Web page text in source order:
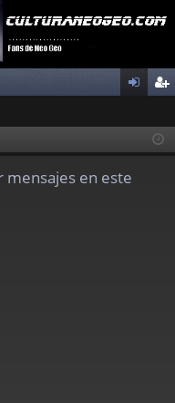
ist
mensajes en este